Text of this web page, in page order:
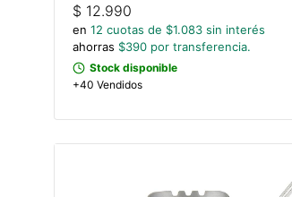
$ 12.990
en 12 cuotas de $1.083 sin interés
ahorras $390 por transferencia.
Stock disponible
+40 Vendidos